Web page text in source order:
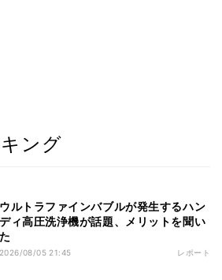
ング
ウルトラファインバブルが発生するハン
ディ高圧洗浄機が話題、メリットを聞い
た
2026/08/05 21:45 レポート